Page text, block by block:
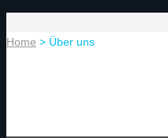
Home > Über uns